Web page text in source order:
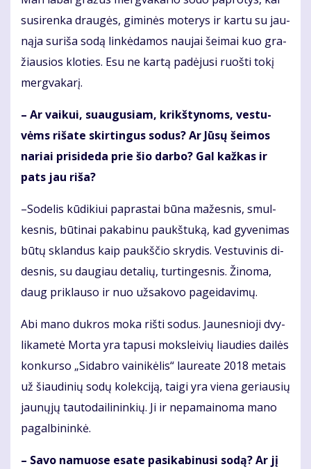
su­si­ren­ka drau­gės, gi­mi­nės mo­te­rys ir kar­tu su jau­
ną­ja su­ri­ša so­dą lin­kė­da­mos nau­jai šei­mai kuo gra­
žiau­sios klo­ties. Esu ne kar­tą pa­dė­ju­si ruoš­ti to­kį
merg­va­ka­rį.
– Ar vai­kui, su­au­gu­siam, krikš­ty­noms, ves­tu­
vėms ri­ša­te skir­tin­gus so­dus? Ar Jū­sų šei­mos
na­riai pri­si­de­da prie šio dar­bo? Gal kaž­kas ir
pats jau ri­ša?
–So­de­lis kū­di­kiui pa­pras­tai bū­na ma­žes­nis, smul­
kes­nis, bū­ti­nai pa­ka­bi­nu paukš­tu­ką, kad gy­ve­ni­mas
bū­tų sklan­dus kaip paukš­čio skry­dis. Ves­tu­vi­nis di­
des­nis, su dau­giau de­ta­lių, tur­tin­ges­nis. Ži­no­ma,
daug pri­klau­so ir nuo už­sa­ko­vo pa­gei­da­vi­mų.
Abi ma­no duk­ros mo­ka riš­ti so­dus. Jau­nes­nio­ji dvy­
li­ka­me­tė Mor­ta yra ta­pu­si moks­lei­vių liau­dies dai­lės
kon­kur­so „Si­dab­ro vai­ni­kė­lis“ lau­re­a­te 2018 me­tais
už šiau­di­nių so­dų ko­lek­ci­ją, tai­gi yra vie­na ge­riau­sių
jau­nų­jų tau­to­dai­li­nin­kių. Ji ir ne­pa­mai­no­ma ma­no
pa­gal­bi­nin­kė.
– Sa­vo na­muo­se esa­te pa­si­ka­bi­nu­si so­dą? Ar jį